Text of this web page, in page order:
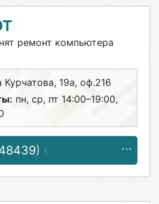
ремонт компьютера
Курчатова, 19а, оф.216
пн, ср, пт 14:00–19:00,
6-32-29